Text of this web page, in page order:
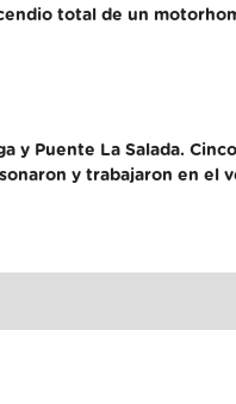
total de un
Puente La Salada.
y trabajaron en el